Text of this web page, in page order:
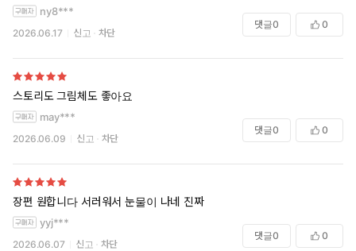
ny8***
2026.06.17 신고 차단
댓글0 0
스토리도 그림체도 좋아요
may***
2026.06.09 신고 차단
댓글0 0
장편 원합니다 서러워서 눈물이 나네 진짜
yyj***
2026.06.07 신고 차단
댓글0 0